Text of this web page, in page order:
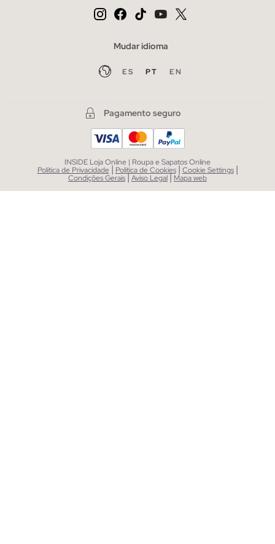
Mudar idioma
ES PT EN
Pagamento seguro
INSIDE Loja Online | Roupa e Sapatos Online
Política de Privacidade | Política de Cookies | Cookie Settings |
Condições Gerais|Aviso Legal| Mapa web